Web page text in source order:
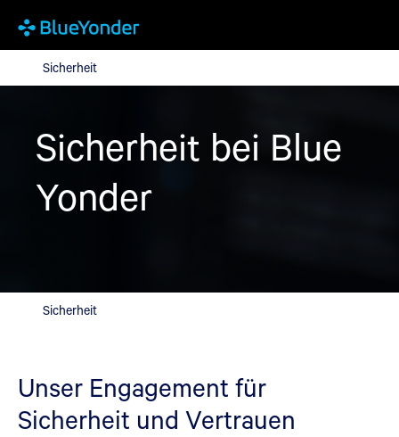
SicherheitSicherheit
Sicherheit bei Blue
Yonder
Sicherheit
Unser Engagement für
Sicherheit und Vertrauen